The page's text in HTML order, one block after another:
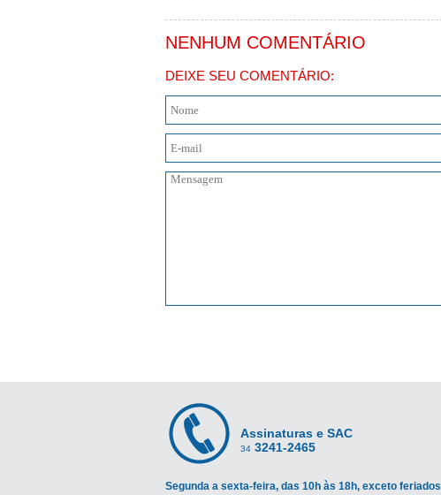
NENHUM COMENTÁRIO
DEIXE SEU COMENTÁRIO:
Assinaturas e SAC
34 3241-2465
Segunda a sexta-feira, das 10h às 18h, exceto feriados